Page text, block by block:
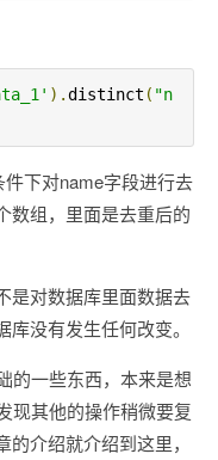
).distinct ( "n
下对name字段进行去
数组，里面是去重后的
是对数据库里面数据去
没有发生任何改变。
的一些东西，本来是想
现其他的操作稍微要复
介绍就介绍到这里，